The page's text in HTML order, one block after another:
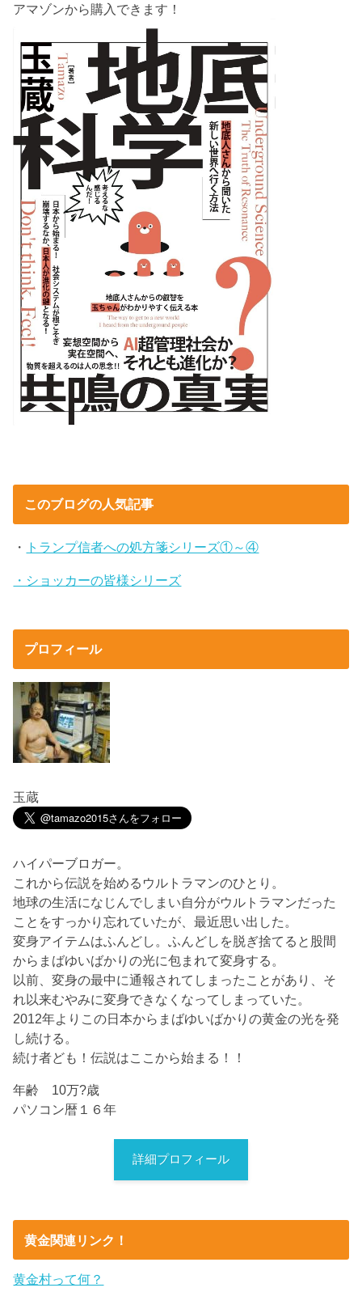
アマゾンから購入できます！
このブログの人気記事
・ トランプ信者への処方箋シリーズ①～④
・ショッカーの皆様シリーズ
プロフィール
玉蔵
ハイパーブロガー。
これから伝説を始めるウルトラマンのひとり。
地球の生活になじんでしまい自分がウルトラマンだった
ことをすっかり忘れていたが、最近思い出した。
変身アイテムはふんどし。ふんどしを脱ぎ捨てると股間
からまばゆいばかりの光に包まれて変身する。
以前、変身の最中に通報されてしまったことがあり、そ
れ以来むやみに変身できなくなってしまっていた。
2012年よりこの日本からまばゆいばかりの黄金の光を発
し続ける。
続け者ども！伝説はここから始まる！！
年齢 10万?歳
パソコン暦１６年
詳細プロフィール
黄金関連リンク！
黄金村って何？